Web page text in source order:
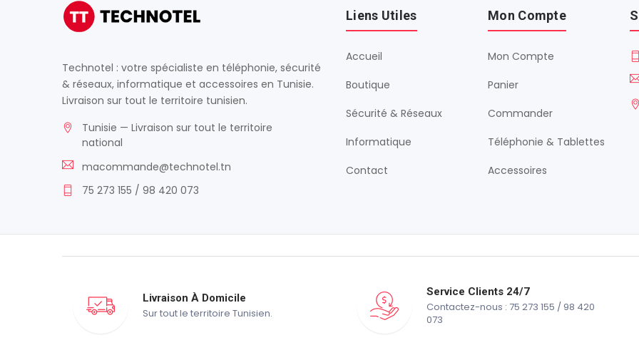
Technotel : votre spécialiste en téléphonie, sécurité
& réseaux, informatique et accessoires en Tunisie.
Livraison sur tout le territoire tunisien.
Tunisie — Livraison sur tout le territoire
national
macommande@technotel.tn
75 273 155 / 98 420 073
Liens Utiles
Accueil
Boutique
Sécurité & Réseaux
Informatique
Contact
Mon Compte
Mon Compte
Panier
Commander
Téléphonie & Tablettes
Accessoires
Livraison À Domicile
Sur tout le territoire Tunisien.
Service Clients 24/7
Contactez-nous : 75 273 155 / 98 420
073